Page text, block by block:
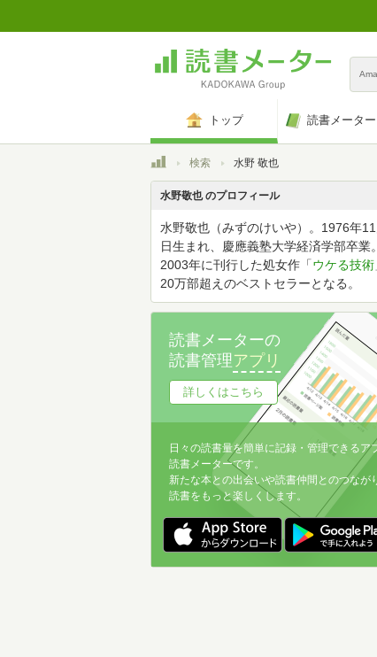
トップ 読書メータ
トップ検索 水野 敬也
水野敬也 のプロフィール
水野敬也（みずのけいや）。1976年
日生まれ、慶應義塾大学経済学部卒業。
2003年に刊行した処女作「ウケる技術
20万部超えのベストセラーとなる。
読書メーターの
読書管理アプリ
詳しくはこちら
日々の読書量を簡単に記録・管理できるア
読書メーターです。
新たな本との出会いや読書仲間とのつなが
読書をもっと楽しくします。